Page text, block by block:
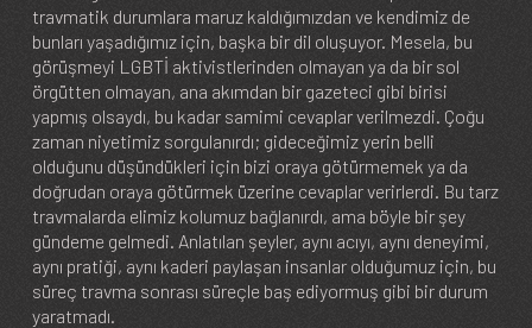
travmatik durumlara maruz kaldığımızdan ve kendimiz de
bunları yaşadığımız için, başka bir dil oluşuyor. Mesela, bu
görüşmeyi LGBTİ aktivistlerinden olmayan ya da bir sol
örgütten olmayan, ana akımdan bir gazeteci gibi birisi
yapmış olsaydı, bu kadar samimi cevaplar verilmezdi. Çoğu
zaman niyetimiz sorgulanırdı; gideceğimiz yerin belli
olduğunu düşündükleri için bizi oraya götürmemek ya da
doğrudan oraya götürmek üzerine cevaplar verirlerdi. Bu tarz
travmalarda elimiz kolumuz bağlanırdı, ama böyle bir şey
gündeme gelmedi. Anlatılan şeyler, aynı acıyı, aynı deneyimi,
aynı pratiği, aynı kaderi paylaşan insanlar olduğumuz için, bu
süreç travma sonrası süreçle baş ediyormuş gibi bir durum
yaratmadı.